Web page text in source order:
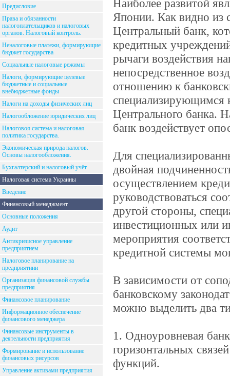
Предисловие
Права и обязанности
налогоплательщиков и налоговых
органов. Налоговый контроль.
Неналоговые платежи, формирующие
бюджет государства
Социальные налоговые режимы
Налоги, формирующие целевые
бюджетные и социальные
внебюджетные фонды
Налоги на доходы физических лиц
Налогообложение юридических лиц
Налоговоя система и налоговая
политика государства.
Экономическая природа налогов.
Основы налогообложения.
Бухгалтерский и налоговый учёт
Налоговая система Украины
Введение
Финансовый менеджмент
Основные положения
Аудит
Антикризисное управление
предприятием
Налоговое планирование на
предприятиии
Организация финансовой службы
предприятия
Финансовое планирование
Информационное обеспечение
финансового менеджера
Финансовые инструменты в
деятельности предприятия
Формирование и использование
финансовых рисурсов
Управление активами предприятия
Наиболее развитой
Японии. Как видно из
Центральный банк,
кредитных
рычаги воздействия
непосредственное
отношению к
специализирующимся
Центрального банка.
банк воздействует
Для
двойная
осуществлением
руководствоваться
другой стороны,
инвестиционных или
мероприятия
кредитной системы
В зависимости от
банковскому
можно выделить два
1. Одноуровневая
горизонтальных
функций.